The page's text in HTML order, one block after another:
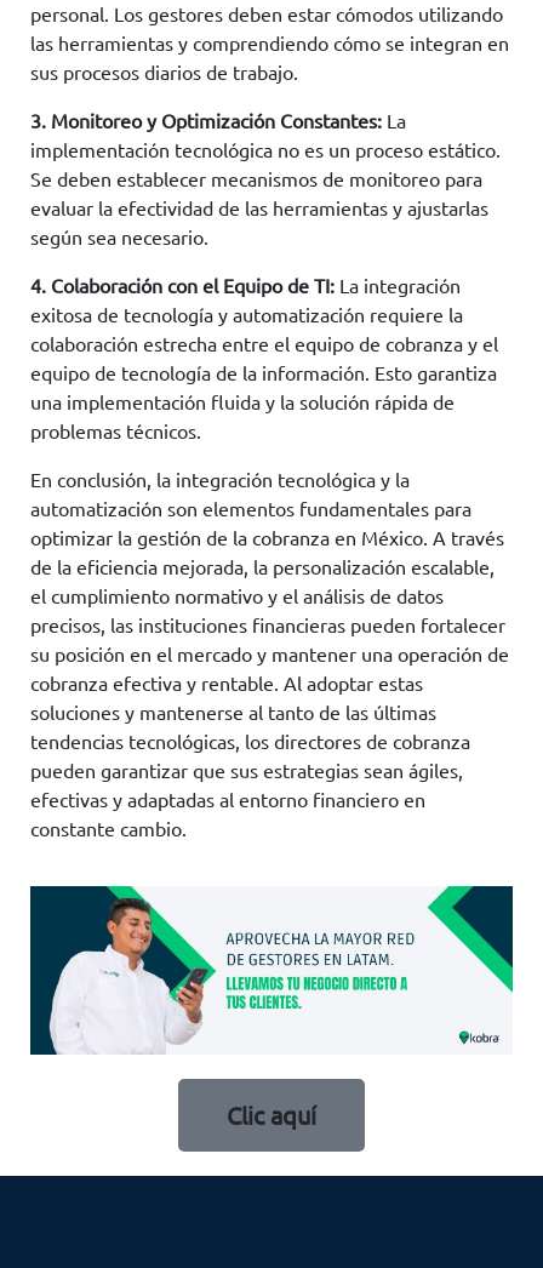
personal. Los gestores deben estar cómodos utilizando
las herramientas y comprendiendo cómo se integran en
sus procesos diarios de trabajo.
3. Monitoreo y Optimización Constantes: La
implementación tecnológica no es un proceso estático.
Se deben establecer mecanismos de monitoreo para
evaluar la efectividad de las herramientas y ajustarlas
según sea necesario.
4. Colaboración con el Equipo de TI: La integración
exitosa de tecnología y automatización requiere la
colaboración estrecha entre el equipo de cobranza y el
equipo de tecnología de la información. Esto garantiza
una implementación fluida y la solución rápida de
problemas técnicos.
En conclusión, la integración tecnológica y la
automatización son elementos fundamentales para
optimizar la gestión de la cobranza en México. A través
de la eficiencia mejorada, la personalización escalable,
el cumplimiento normativo y el análisis de datos
precisos, las instituciones financieras pueden fortalecer
su posición en el mercado y mantener una operación de
cobranza efectiva y rentable. Al adoptar estas
soluciones y mantenerse al tanto de las últimas
tendencias tecnológicas, los directores de cobranza
pueden garantizar que sus estrategias sean ágiles,
efectivas y adaptadas al entorno financiero en
constante cambio.
Clic aquí